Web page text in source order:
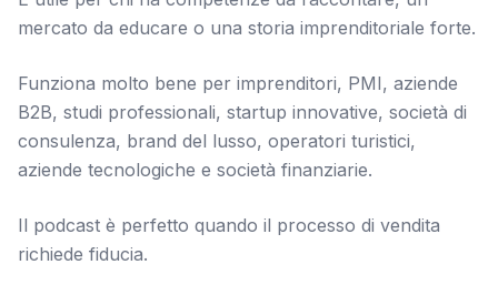
mercato da educare o una storia imprenditoriale forte.
Funziona molto bene per imprenditori, PMI, aziende
B2B, studi professionali, startup innovative, società di
consulenza, brand del lusso, operatori turistici,
aziende tecnologiche e società finanziarie.
Il podcast è perfetto quando il processo di vendita
richiede fiducia.